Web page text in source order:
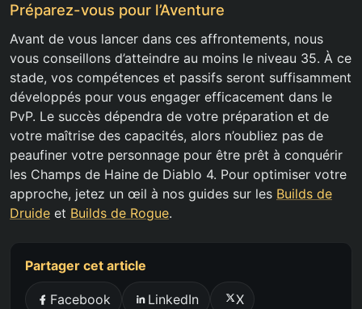
Préparez-vous pour l’Aventure
Avant de vous lancer dans ces affrontements, nous
vous conseillons d’atteindre au moins le niveau 35. À ce
stade, vos compétences et passifs seront suffisamment
développés pour vous engager efficacement dans le
PvP. Le succès dépendra de votre préparation et de
votre maîtrise des capacités, alors n’oubliez pas de
peaufiner votre personnage pour être prêt à conquérir
les Champs de Haine de Diablo 4. Pour optimiser votre
approche, jetez un œil à nos guides sur les Builds de
Druide et Builds de Rogue.
Partager cet article
Facebook LinkedIn X